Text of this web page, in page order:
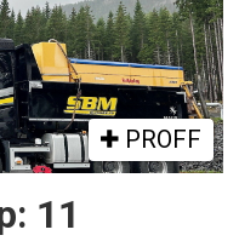
PROFF
11